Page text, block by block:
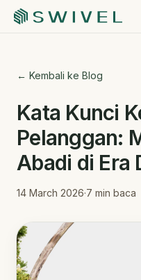
← Kembali ke Blog
Kata Kunci
Pelanggan:
Abadi di Era
14 March 2026·7 min baca